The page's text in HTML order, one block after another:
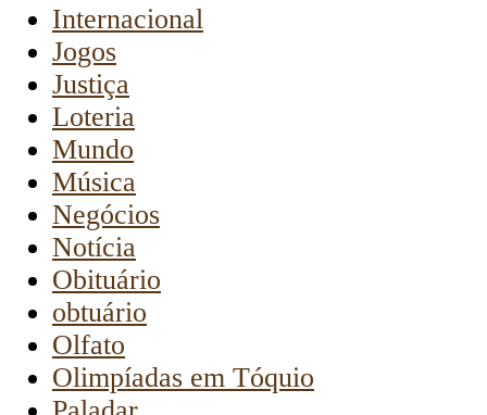
Internacional
Jogos
Justiça
Loteria
Mundo
Música
Negócios
Notícia
Obituário
obtuário
Olfato
Olimpíadas em Tóquio